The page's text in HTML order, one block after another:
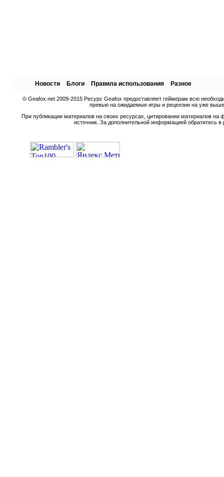
Новости Блоги Правила использования Разное
© Geafox.net 2009-2015 Ресурс Geafox предоставляет геймерам всю
превью на ожидаемые игры и рецензии на уже
При публикации материалов на своих ресурсах, цитировании материалов
источник. За дополнительной информацией обратитесь